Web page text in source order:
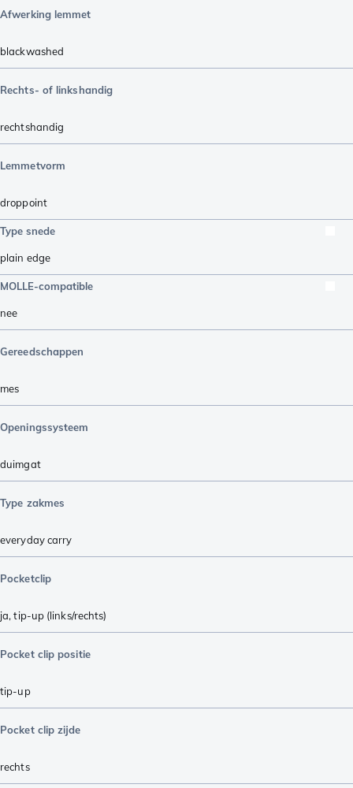
Afwerking lemmet
blackwashed
Rechts- of linkshandig
rechtshandig
Lemmetvorm
droppoint
Type snede
plain edge
MOLLE-compatible
nee
Gereedschappen
mes
Openingssysteem
duimgat
Type zakmes
everyday carry
Pocketclip
ja, tip-up (links/rechts)
Pocket clip positie
tip-up
Pocket clip zijde
rechts